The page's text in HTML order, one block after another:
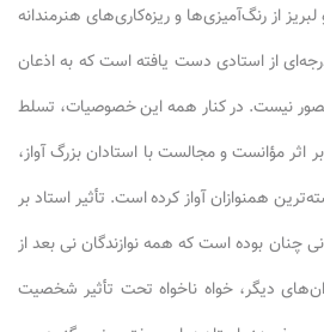
از رنگ‌آمیزی‌ها و ریزه‌کاری‌های هنرمندانه
از استادی دست یافته است که به اذعان
نیست. در کنار همه این خصوصیات، تسلط
بر اثر مؤانست و مجالست با استادان بزرگ آواز،
همنوازان آواز کرده است. تأثیر استاد بر
چنان بوده است که همه نوازندگان نی بعد از
دیگر، خواه ناخواه تحت تأثیر شخصیت